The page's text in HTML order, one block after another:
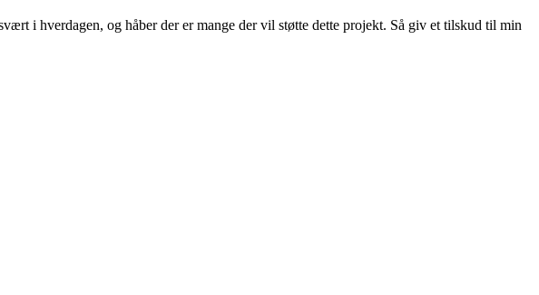
i hverdagen, og håber der er mange der vil støtte dette projekt. Så giv et tilskud til min